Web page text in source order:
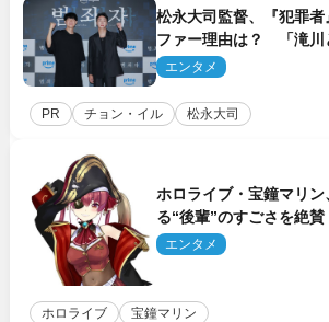
松永大司監督、『犯罪
ファー理由は？ 「滝川
に出会えたことは本当に
エンタメ
PR チョン・イル 松永大司
ホロライブ・宝鐘マリ
る“後輩”のすごさを絶
である」
エンタメ
ホロライブ 宝鐘マリン